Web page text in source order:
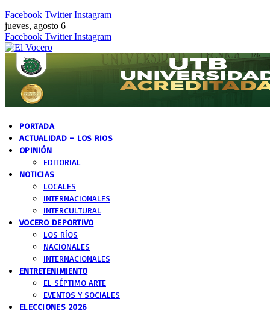
Facebook Twitter Instagram
jueves, agosto 6
Facebook Twitter Instagram
PORTADA
ACTUALIDAD – LOS RIOS
OPINIÓN
EDITORIAL
NOTICIAS
LOCALES
INTERNACIONALES
INTERCULTURAL
VOCERO DEPORTIVO
LOS RÍOS
NACIONALES
INTERNACIONALES
ENTRETENIMIENTO
EL SÉPTIMO ARTE
EVENTOS Y SOCIALES
ELECCIONES 2026